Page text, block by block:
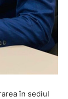
în sediul